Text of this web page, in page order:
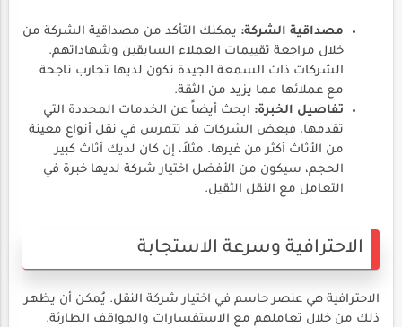
مصداقية الشركة: يمكنك التأكد من مصداقية الشركة من
خلال مراجعة تقييمات العملاء السابقين وشهاداتهم.
الشركات ذات السمعة الجيدة تكون لديها تجارب ناجحة
مع عملائها مما يزيد من الثقة.
تفاصيل الخبرة: ابحث أيضاً عن الخدمات المحددة التي
تقدمها، فبعض الشركات قد تتمرس في نقل أنواع معينة
من الأثاث أكثر من غيرها. مثلاً، إن كان لديك أثاث كبير
الحجم، سيكون من الأفضل اختيار شركة لديها خبرة في
التعامل مع النقل الثقيل.
الاحترافية وسرعة الاستجابة
الاحترافية هي عنصر حاسم في اختيار شركة النقل. يُمكن أن يظهر
ذلك من خلال تعاملهم مع الاستفسارات والمواقف الطارئة.